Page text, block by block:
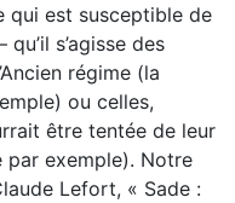
qui est susceptible de
s’agisse des
régime (la
ou celles,
être tentée de leur
exemple). Notre
Lefort, « Sade :